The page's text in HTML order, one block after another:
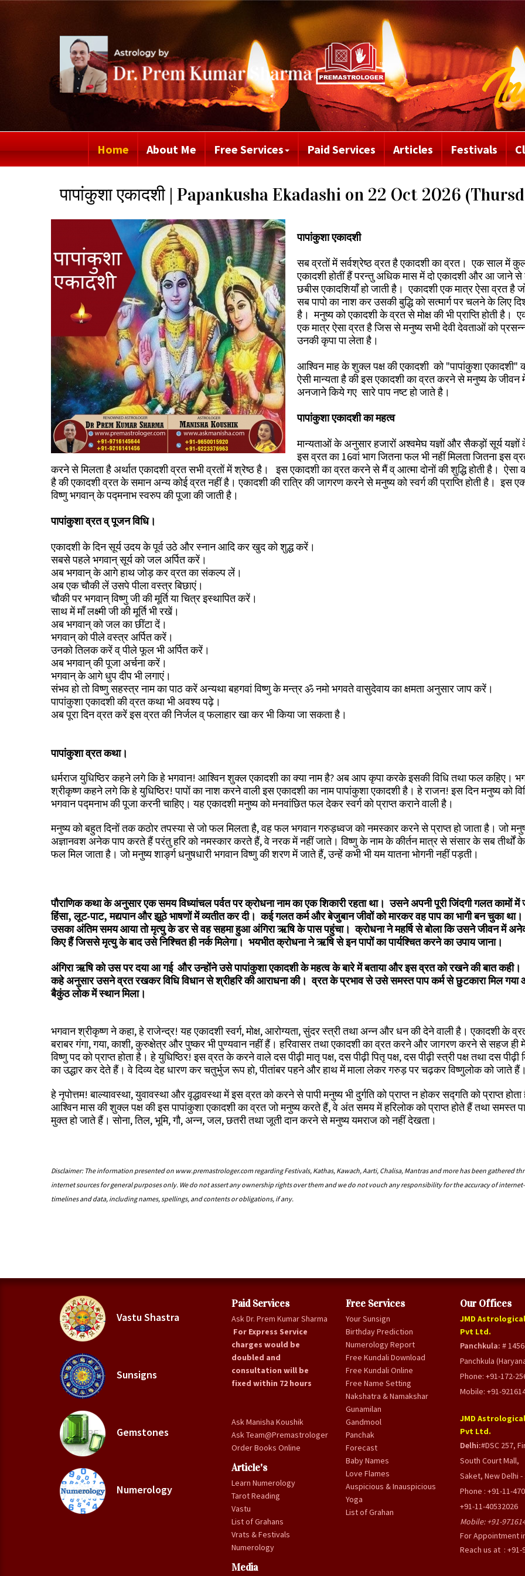
Home About Me Free Services Paid Services Articles Festivals
पापांकुशा एकादशी | Papankusha Ekadashi on 22 Oct 2026
पापांकुशा एकादशी
सब व्रतों में सर्वश्रेष्ठ व्रत है एकादशी का व्रत। एक साल में
एकादशी होतीं हैं परन्तु अधिक मास में दो एकादशी और आ जाने
छबीस एकादशियाँ हो जाती है। एकादशी एक मात्र ऐसा व्रत है
सब पापो का नाश कर उसकी बुद्धि को सत्मार्ग पर चलने के लिए
है। मनुष्य को एकादशी के व्रत से मोक्ष की भी प्राप्ति होती है।
एक मात्र ऐसा व्रत है जिस से मनुष्य सभी देवी देवताओं को
उनकी कृपा पा लेता है।
आश्विन माह के शुक्ल पक्ष की एकादशी को "पापांकुशा
ऐसी मान्यता है की इस एकादशी का व्रत करने से मनुष्य के जीवन
अनजाने किये गए सारे पाप नष्ट हो जाते है।
पापांकुशा एकादशी का महत्‍व
मान्‍यताओं के अनुसार हजारों अश्वमेघ यज्ञों और सैकड़ों सूर्य यज्ञों
इस व्रत का 16वां भाग जितना फल भी नहीं मिलता जितना इस
करने से मिलता है अर्थात एकादशी व्रत सभी व्रतों में श्रेष्ठ है। इस एकादशी का व्रत करने से मैं व् आत्मा दोनों की शुद्धि होती है। ऐसा
है की एकादशी व्रत के समान अन्य कोई व्रत नहीं है। एकादशी की रात्रि की जागरण करने से मनुष्य को स्वर्ग की प्राप्ति होती है। इस
विष्णु भगवान् के पद्मनाभ स्वरुप की पूजा की जाती है।
पापांकुशा व्रत व् पूजन विधि।
एकादशी के दिन सूर्य उदय के पूर्व उठे और स्नान आदि कर खुद को शुद्ध करें।
सबसे पहले भगवान् सूर्य को जल अर्पित करें।
अब भगवान् के आगे हाथ जोड़ कर व्रत का संकल्प लें।
अब एक चौकी लें उसपे पीला वस्त्र बिछाएं।
चौकी पर भगवान् विष्णु जी की मूर्ति या चित्र इस्थापित करें।
साथ में माँ लक्ष्मी जी की मूर्ति भी रखें।
अब भगवान् को जल का छींटा दें।
भगवान् को पीले वस्त्र अर्पित करें।
उनको तिलक करें व् पीले फूल भी अर्पित करें।
अब भगवान् की पूजा अर्चना करें।
भगवान् के आगे धुप दीप भी लगाएं।
संभव हो तो विष्णु सहस्त्र नाम का पाठ करें अन्यथा बहगवां विष्णु के मन्त्र ॐ नमो भगवते वासुदेवाय का क्षमता अनुसार जाप करें।
पापांकुशा एकादशी की व्रत कथा भी अवश्य पढ़े।
अब पूरा दिन व्रत करें इस व्रत की निर्जल व् फलाहार खा कर भी किया जा सकता है।
पापांकुशा व्रत कथा।
धर्मराज युधिष्ठिर कहने लगे कि हे भगवान! आश्विन शुक्ल एकादशी का क्या नाम है? अब आप कृपा करके इसकी विधि तथा फल कहिए।
श्रीकृष्ण कहने लगे कि हे युधिष्ठिर! पापों का नाश करने वाली इस एकादशी का नाम पापांकुशा एकादशी है। हे राजन! इस दिन मनुष्य को
भगवान पद्‍मनाभ की पूजा करनी चाहिए। यह एकादशी मनुष्य को मनवांछित फल देकर स्वर्ग को प्राप्त कराने वाली है।
मनुष्य को बहुत दिनों तक कठोर तपस्या से जो फल मिलता है, वह फल भगवान गरुड़ध्वज को नमस्कार करने से प्राप्त हो जाता है। जो
अज्ञानवश अनेक पाप करते हैं परंतु हरि को नमस्कार करते हैं, वे नरक में नहीं जाते। विष्णु के नाम के कीर्तन मात्र से संसार के सब तीर्थों
फल मिल जाता है। जो मनुष्य शार्ङ्‍ग धनुषधारी भगवान विष्णु की शरण में जाते हैं, उन्हें कभी भी यम यातना भोगनी नहीं पड़ती।
पौराणिक कथा के अनुसार एक समय विध्‍यांचल पर्वत पर क्रोधना नाम का एक शिकारी रहता था। उसने अपनी पूरी जिंदगी गलत कामों
हिंसा, लूट-पाट, मद्यपान और झूठे भाषणों में व्यतीत कर दी। कई गलत कर्म और बेजुबान जीवों को मारकर वह पाप का भागी बन चुका
उसका अंतिम समय आया तो मृत्यु के डर से वह सहमा हुआ अंगिरा ऋषि के पास पहुंचा। क्रोधना ने महर्षि से बोला कि उसने जीवन में
किए हैं जिससे मृत्यु के बाद उसे निश्चित ही नर्क मिलेगा। भयभीत क्रोधना ने ऋषि से इन पापों का पार्यश्चित करने का उपाय जाना।
अंगिरा ऋषि को उस पर दया आ गई और उन्होंने उसे पापांकुशा एकादशी के महत्व के बारे में बताया और इस व्रत को रखने की बात
कहे अनुसार उसने व्रत रखकर विधि विधान से श्रीहरि की आराधना की। व्रत के प्रभाव से उसे समस्त पाप कर्म से छुटकारा मिल
बैकुंठ लोक में स्थान मिला।
भगवान श्रीकृष्ण ने कहा, हे राजेन्द्र! यह एकादशी स्वर्ग, मोक्ष, आरोग्यता, सुंदर स्त्री तथा अन्न और धन की देने वाली है। एकादशी के
बराबर गंगा, गया, काशी, कुरुक्षेत्र और पुष्कर भी पुण्यवान नहीं हैं। हरिवासर तथा एकादशी का व्रत करने और जागरण करने से सहज ही
विष्णु पद को प्राप्त होता है। हे युधिष्ठिर! इस व्रत के करने वाले दस पीढ़ी मातृ पक्ष, दस पीढ़ी पितृ पक्ष, दस पीढ़ी स्त्री पक्ष तथा दस पीढ़ी
का उद्धार कर देते हैं। वे दिव्य देह धारण कर चतुर्भुज रूप हो, पीतांबर पहने और हाथ में माला लेकर गरुड़ पर चढ़कर विष्णुलोक को जाते
हे नृपोत्तम! बाल्यावस्था, युवावस्था और वृद्धावस्था में इस व्रत को करने से पापी मनुष्य भी दुर्गति को प्राप्त न होकर सद्‍गति को प्राप्त
आश्विन मास की शुक्ल पक्ष की इस पापांकुशा एकादशी का व्रत जो मनुष्य करते हैं, वे अंत समय में हरिलोक को प्राप्त होते हैं तथा समस्त
मुक्त हो जाते हैं। सोना, तिल, भूमि, गौ, अन्न, जल, छतरी तथा जूती दान करने से मनुष्य यमराज को नहीं देखता।
Disclaimer: The information presented on www.premastrologer.com regarding Festivals, Kathas, Kawach, Aarti, Chalisa, Mantras and more has been gathered
internet sources for general purposes only. We do not assert any ownership rights over them and we do not vouch any responsibility for the accuracy of
timelines and data, including names, spellings, and contents or obligations, if any.
Vastu Shastra
Sunsigns
Gemstones
Numerology
Paid Services
Ask Dr. Prem Kumar Sharma
For Express Service
charges would be
doubled and
consultation will be
fixed within 72 hours
Ask Manisha Koushik
Ask Team@Premastrologer
Order Books Online
Article's
Learn Numerology
Tarot Reading
Vastu
List of Grahans
Vrats & Festivals
Numerology
Media
Free Services
Your Sunsign
Birthday Prediction
Numerology Report
Free Kundali Download
Free Kundali Online
Free Name Setting
Nakshatra & Namakshar
Gunamilan
Gandmool
Panchak
Forecast
Baby Names
Love Flames
Auspicious & Inauspicious
Yoga
List of Grahan
Our Offices
JMD
Pvt Ltd.
Panchkula: #
Panchkula
Phone: +91-172-
Mobile: +91-
JMD
Pvt Ltd.
Delhi:#DSC 257,
South Court Mall,
Saket, New Delhi -
Phone : +91-11-
+91-11-40532026
Mobile:+91-
For Appointment
Reach us at : +91-